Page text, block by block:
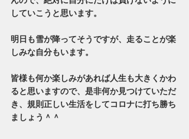
していこうと思います。
明日も雪が降ってそうですが、走ることが楽
しみな自分もいます。
皆様も何か楽しみがあれば人生も大きくかわ
ると思いますので、是非何か見つけていただ
き、規則正しい生活をしてコロナに打ち勝ち
ましょう＾＾